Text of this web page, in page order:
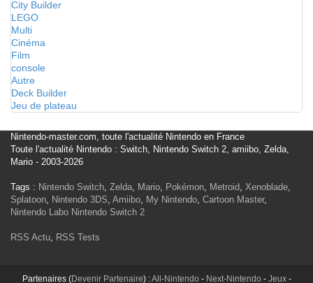
City Builder
LEGO
Multi
Cinéma
Film
console
Autre
Deck Builder
Jeu de plateau
Nintendo-master.com, toute l'actualité Nintendo en France
Toute l'actualité Nintendo : Switch, Nintendo Switch 2, amiibo, Zelda,
Mario - 2003-2026
Tags : Nintendo Switch, Zelda, Mario, Pokémon, Metroid, Xenoblade,
Splatoon, Nintendo 3DS, Amiibo, My Nintendo, Cartoon Master,
Nintendo Labo Nintendo Switch 2
RSS Actu, RSS Tests
Partenaires (Devenir Partenaire) :All-Nintendo - Next-Nintendo - Jeux-